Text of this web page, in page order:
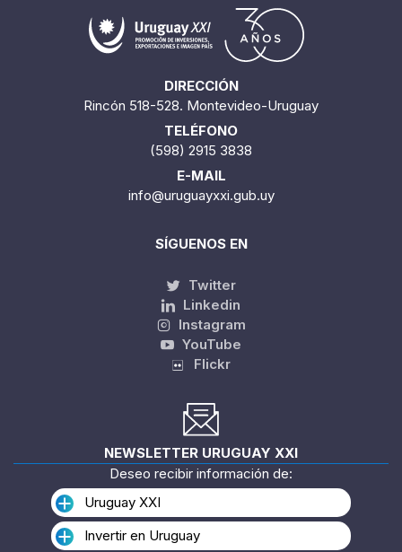
DIRECCIÓN
Rincón 518-528. Montevideo-Uruguay
TELÉFONO
(598) 2915 3838
E-MAIL
info@uruguayxxi.gub.uy
SÍGUENOS EN
Twitter
Linkedin
Instagram
YouTube
Flickr
NEWSLETTER URUGUAY XXI
Deseo recibir información de:
Uruguay XXI
Invertir en Uruguay